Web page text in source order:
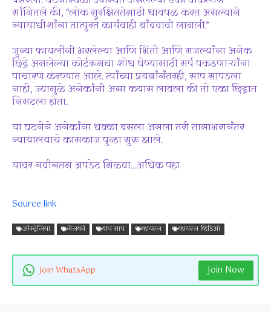
सांगितले की, “लोक सुरक्षिततेसाठी धावपळ करत असल्याने
न्यायाधीशांना तात्पुरते कार्यवाही थांबवावी लागली.”
जुन्या फायलींनी भरलेल्या आणि भिंती आणि मजल्यांना अनेक
छिद्रे असलेल्या कोर्टरूमचा शोध घेण्यासाठी सर्प पकडणाऱ्यांना
पाचारण करण्यात आले. त्यांच्या प्रयत्नांनंतरही, साप सापडला
नाही, ज्यामुळे अनेकांनी असा कयास लावला की तो एका छिद्रात
निसटला होता.
या घटनेने अनेकांना धक्का बसला असला तरी तासाभरानंतर
न्यायालयाचे कामकाज पुन्हा सुरू झाले.
यावर नवीनतम अपडेट मिळवा…अधिक पहा
Source link
ऑस्ट्रेलिया मेलबर्न वाघ साप व्हायरल व्हायरल व्हिडिओ
Join WhatsApp Join Now